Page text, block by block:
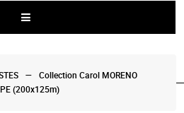
Collection Carol MORENO
(200x125m)